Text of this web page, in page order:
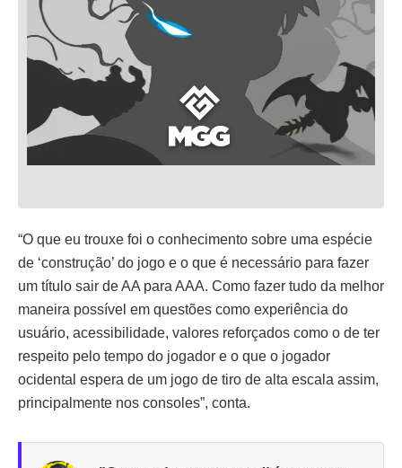
“O que eu trouxe foi o conhecimento sobre uma espécie
de ‘construção’ do jogo e o que é necessário para fazer
um título sair de AA para AAA. Como fazer tudo da melhor
maneira possível em questões como experiência do
usuário, acessibilidade, valores reforçados como o de ter
respeito pelo tempo do jogador e o que o jogador
ocidental espera de um jogo de tiro de alta escala assim,
principalmente nos consoles”, conta.